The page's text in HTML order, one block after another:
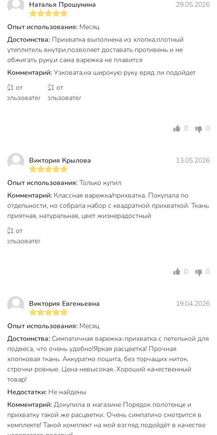
Какой размер у этой прихватки и подойдет ли она для
большой ладони?
Размер 26×18 см. Прихватка-варежка подходит для
большинства рук, полностью закрывает ладонь и часть
запястья, обеспечивая защиту от ожогов.
Чем отличается хлопковая прихватка от синтетической?
Хлопок не плавится при нагреве, не выделяет запахов, не
микроволновки и духовки?
Да, изделие из 100% хлопка безопасно для
микроволновки и духовки, защищает руки от горячей
посуды и пара.
Вы можете приобрести «Прихватка-варежка 26х18 см,
100% хлопок, Узбекистан, желтая клетка, Silvano,
SR0647P» и другие товары в нашем интернет-магазине в
Тамбове по низким ценам и с бесплатным самовывозом.
Длина, см
Состав
Бренд
Страна производства
Узбекистан
Цвет
желтый
Форма прихватки
Артикул производителя
SR0647P
Вес в упаковке
55 г
Наталья Прошунина 29.05.2026
Опыт использования: Месяц
Достоинства: Прихватка выполнена из хлопка,плотный
утеплитель внутри,позволяет доставать противень и не
обжигать руку,и сама варежка не плавится
Комментарий: Узковата,на широкую руку вряд ли подойдет
0 0
Виктория Крылова 13.05.2026
Опыт использования: Только купил
Комментарий: Классная варежка/прихватка. Покупала по
отдельности, но собрала набор с квадратной прихваткой. Ткань
приятная, натуральная, цвет жизнерадостный
0 0
Виктория Евгеньевна 19.04.2026
Опыт использования: Месяц
Достоинства: Симпатичная варежка-прихватка с петелькой для
подвеса, что очень удобно!Яркая расцветка! Прочная
хлопковая ткань. Аккуратно пошита, без торчащих ниток,
строчки ровные. Цена невысокая. Хороший качественный
товар!
Недостатки: Не найдены
Комментарий: Докупила в магазине Порядок полотенце и
прихватку такой же расцветки. Очень симпатичо смотрится в
комплекте! Такой комплект на мой взгляд подойдёт в качестве